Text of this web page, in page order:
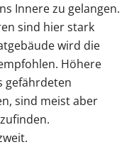
Innere zu gelangen.
sind hier stark
wird die
Höhere
gefährdeten
sind meist aber